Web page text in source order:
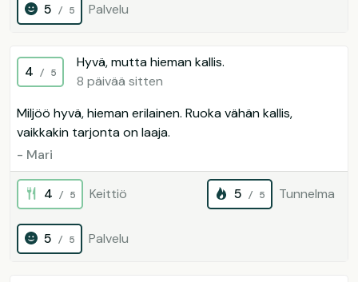
5 / 5 Palvelu
4 / 5
Hyvä, mutta hieman kallis.
8 päivää sitten
Miljöö hyvä, hieman erilainen. Ruoka vähän kallis,
vaikkakin tarjonta on laaja.
- Mari
4 / 5 Keittiö 5 / 5 Tunnelma
5 / 5 Palvelu